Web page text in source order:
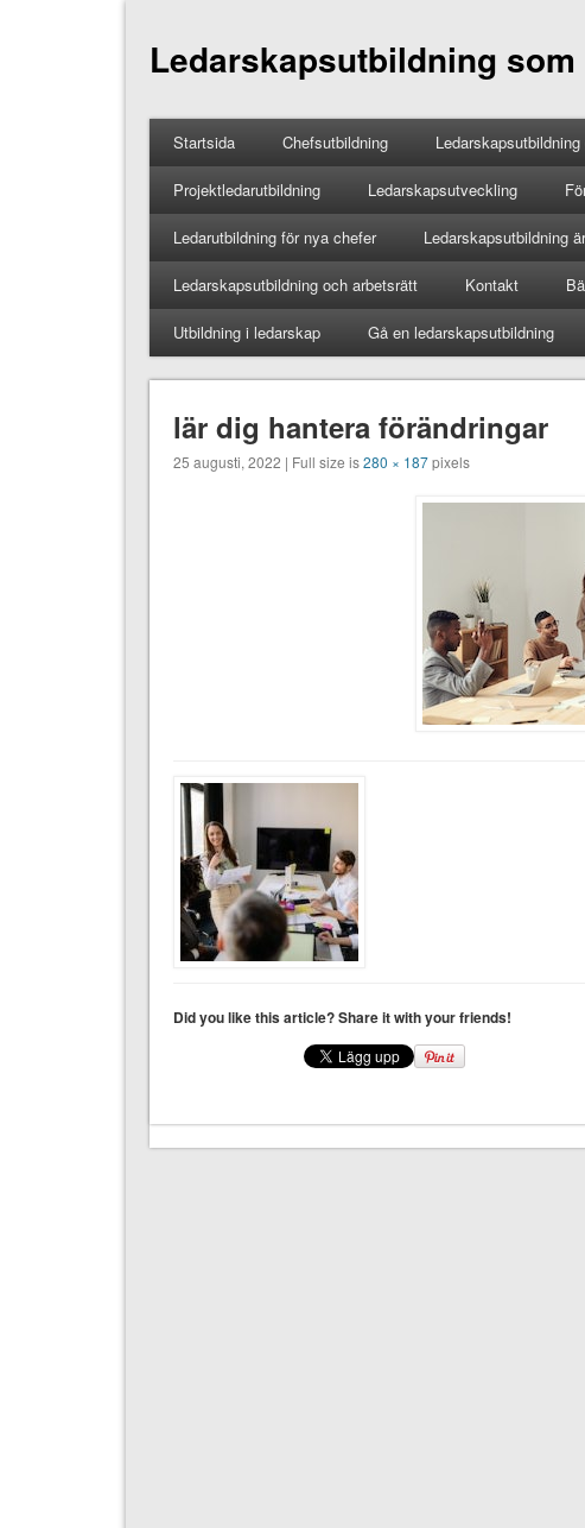
Ledarskapsutbildning
Startsida Chefsutbildning
Projektledarutbildning Ledarskapsutveckling
Ledarutbildning för nya chefer Ledarskapsutbildning
Ledarskapsutbildning och arbetsrätt Kontakt
Utbildning i ledarskap Gå en ledarskapsutbildning
lär dig hantera förändringar
25 augusti, 2022 | Full size is280 × 187pixels
Did you like this article? Share it with your friends!